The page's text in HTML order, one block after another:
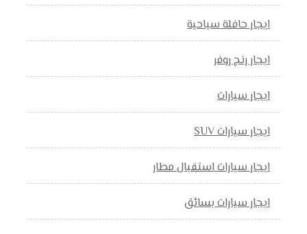
ايجار حافلة سياحية
ايجار رنج روفر
ايجار سيارات
ايجار سيارات SUV
ايجار سيارات استقبال مطار
ايجار سيارات بسائق